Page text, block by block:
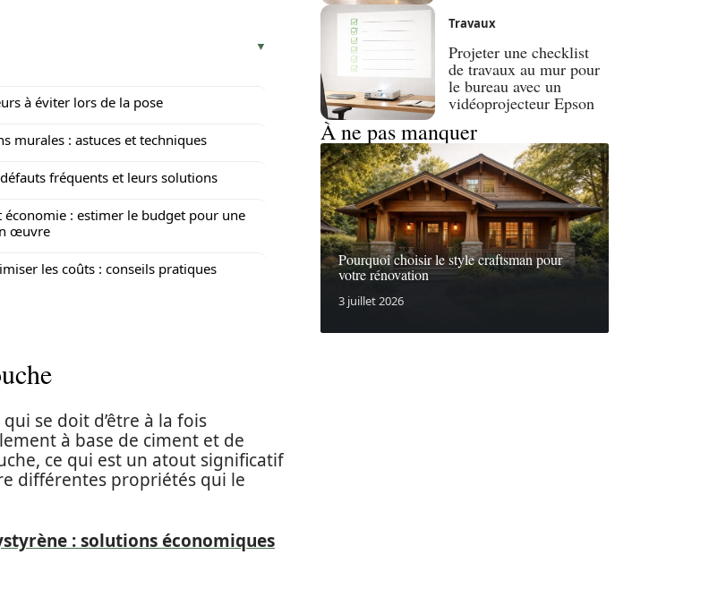
à éviter lors de la pose
murales : astuces et techniques
fréquents et leurs solutions
économie : estimer le budget pour une
œuvre
les coûts : conseils pratiques
se doit d’être à la fois
à base de ciment et de
ce qui est un atout significatif
différentes propriétés qui le
: solutions économiques
Travaux
Projeter une checklist
de travaux au mur pour
le bureau avec un
vidéoprojecteur Epson
À ne pas manquer
Pourquoi choisir le style craftsman pour
votre rénovation
3 juillet 2026